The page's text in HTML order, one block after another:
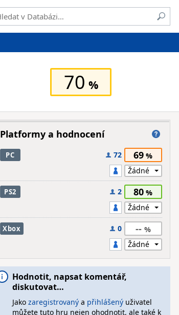
70
Platformy a hodnocení
PC 72 69
PS2 2 80
Xbox 0 --
Hodnotit, napsat komentář,
diskutovat…
Jako zaregistrovanýa přihlášenýuživatel
můžete tuto hru nejen ohodnotit, ale také k